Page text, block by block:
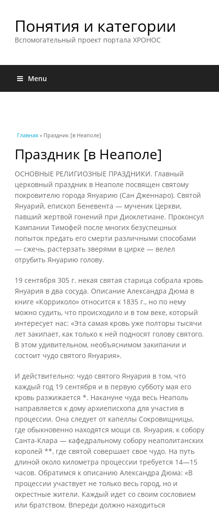
Понятия и категории
Вспомогательный проект портала ХРОНОС
Menu
Вы здесь
Главная » Праздник [в Неаполе]
Праздник [в Неаполе]
ОСНОВНЫЕ РЕЛИГИОЗНЫЕ ПРАЗДНИКИ. Главный
церковный праздник в Неаполе посвящен святому
покровителю города Януарию (Сан Дженнаро). Святой
Януарий, епископ Беневента — мученик Церкви,
павший жертвой гонений при Диоклетиане. Проконсул
Кампании Тимофей после многих безуспешных
попыток предать его смерти различными способами
— сжечь, растерзать зверями в цирке — велел
отрубить Януарию голову.
19 сентября 305 г. некая святая старица собрала кровь
Януария в два сосуда. Описание Александра Дюма в
книге «Корриколо» относится к 1835 г., но по нему
можно судить, что происходило и в том веке, который
интересует нас: «Эта самая кровь уже полторы тысячи
лет закипает, как только к ней подносят голову святого.
В этом удивительном, необъяснимом закипании и
состоит чудо святого Януария».
И действительно: чудо святого Януария в том, что
каждый год 19 сентября и в первую субботу мая его
кровь разжижается *. Накануне чуда весь Неаполь
направляется к дому архиепископа для участия в
процессии. Она следует от капеллы Сокровищницы,
где обыкновенно находятся мощи св. Януария, к собору
Санта-Клара — кафедральному собору неаполитанских
королей **, где святой совершает свое чудо. На путь
длиной около километра процессии требуется 14—15
часов. Обратимся к описанию Александра Дюма: «В
процессии участвует не только весь город, но и
окрестные жители. Каждый идет со своим сословием
или братством. Впереди должно находиться